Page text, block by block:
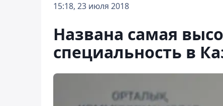
15:18, 23 июля 2018
Названа самая
специальность в